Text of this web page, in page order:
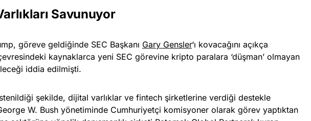
Savunuyor
göreve geldiğinde SEC Başkanı Gary Gensler‘ı kovacağını açıkça
kaynaklarca yeni SEC görevine kripto paralara ‘düşman’ olmayan
iddia edilmişti.
şekilde, dijital varlıklar ve fintech şirketlerine verdiği destekle
W. Bush yönetiminde Cumhuriyetçi komisyoner olarak görev yaptıktan